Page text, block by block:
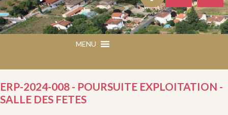
ERP-2024-008 - POURSUITE EXPLOITATION -
SALLE DES FETES